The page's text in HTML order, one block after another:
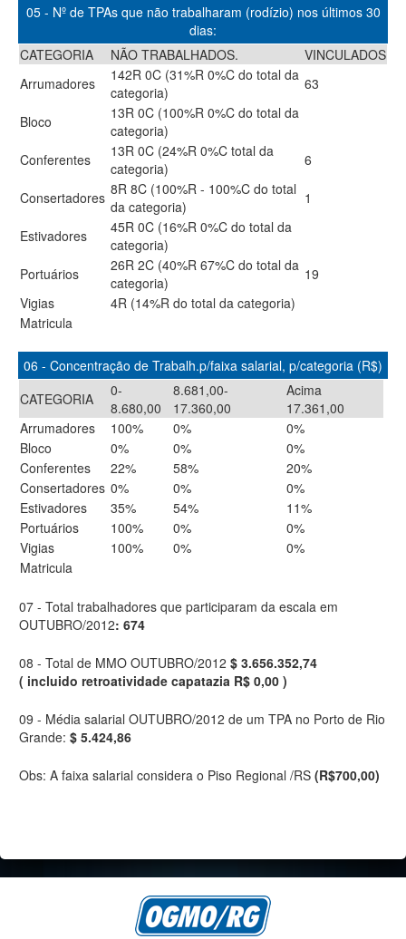
05 - Nº de TPAs que não trabalharam (rodízio) nos últimos 30
dias:
CATEGORIA
NÃO TRABALHADOS.
VINCULADOS
Arrumadores
142R 0C (31%R 0%C do total da
categoria)
63
Bloco
13R 0C (100%R 0%C do total da
categoria)
Conferentes
13R 0C (24%R 0%C total da
categoria)
6
Consertadores 8R 8C (100%R - 100%C do total
da categoria)
1
Estivadores
45R 0C (16%R 0%C do total da
categoria)
Portuários
26R 2C (40%R 67%C do total da
categoria)
19
Vigias
4R (14%R do total da categoria)
Matricula
06 - Concentração de Trabalh.p/faixa salarial, p/categoria (R$)
CATEGORIA
0-
8.680,00
8.681,00-
17.360,00
Acima
17.361,00
Arrumadores
100% 0%
0%
Bloco
0% 0%
0%
Conferentes
22% 58%
20%
Consertadores 0% 0%
0%
Estivadores
35% 54%
11%
Portuários
100% 0%
0%
Vigias
100% 0%
0%
Matricula
07 - Total trabalhadores que participaram da escala em
OUTUBRO/2012: 674
08 - Total de MMO OUTUBRO/2012 $ 3.656.352,74
( incluido retroatividade capatazia R$ 0,00 )
09 - Média salarial OUTUBRO/2012 de um TPA no Porto de Rio
Grande: $ 5.424,86
Obs: A faixa salarial considera o Piso Regional /RS (R$700,00)